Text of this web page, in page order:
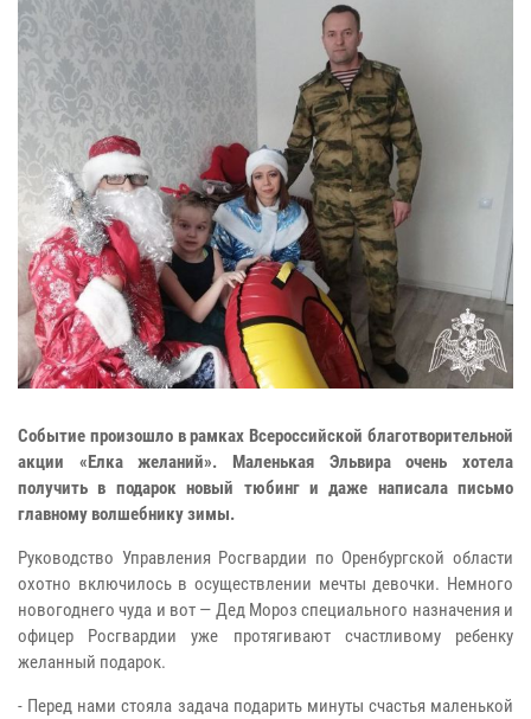
Событие произошло в рамках Всероссийской благотворительной
акции «Елка желаний». Маленькая Эльвира очень хотела
получить в подарок новый тюбинг и даже написала письмо
главному волшебнику зимы.
Руководство Управления Росгвардии по Оренбургской области
охотно включилось в осуществлении мечты девочки. Немного
новогоднего чуда и вот — Дед Мороз специального назначения и
офицер Росгвардии уже протягивают счастливому ребенку
желанный подарок.
- Перед нами стояла задача подарить минуты счастья маленькой